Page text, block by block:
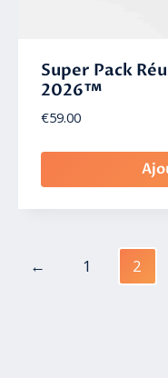
Super Pack
2026™
€59.00
← 1 2